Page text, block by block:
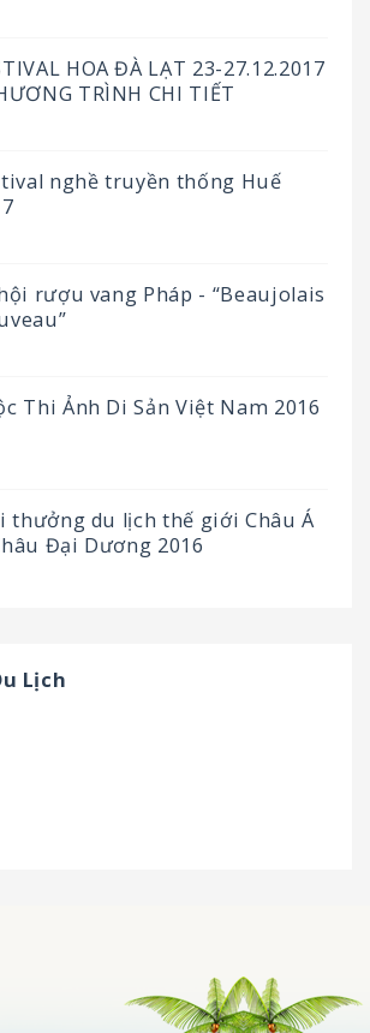
HOA ĐÀ LẠT 23-27.12.2017
TRÌNH CHI TIẾT
nghề truyền thống Huế
rượu vang Pháp - “Beaujolais
Thi Ảnh Di Sản Việt Nam 2016
thưởng du lịch thế giới Châu Á
Đại Dương 2016
Lịch